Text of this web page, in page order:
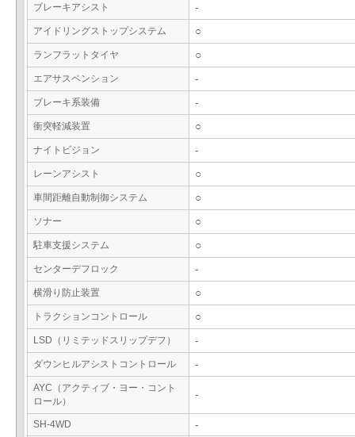
ブレーキアシスト -
アイドリングストップシステム ○
ランフラットタイヤ ○
エアサスペンション -
ブレーキ系装備 -
衝突軽減装置 ○
ナイトビジョン -
レーンアシスト ○
車間距離自動制御システム ○
ソナー ○
駐車支援システム ○
センターデフロック -
横滑り防止装置 ○
トラクションコントロール ○
LSD（リミテッドスリップデフ） -
ダウンヒルアシストコントロール -
AYC（アクティブ・ヨー・コント
ロール）
-
SH-4WD -